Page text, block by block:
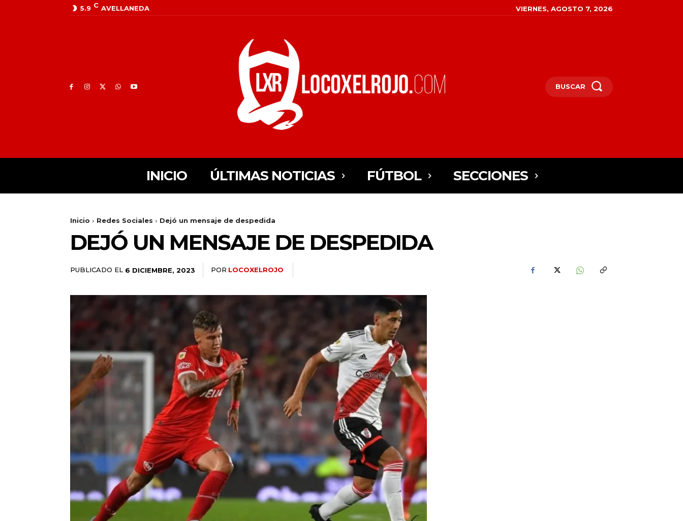
5.9 C AVELLANEDA VIERNES, AGOSTO 7, 2026
BUSCAR
INICIO ÚLTIMAS NOTICIAS FÚTBOL SECCIONES
Inicio Redes Sociales Dejó un mensaje de despedida
DEJÓ UN MENSAJE DE DESPEDIDA
PUBLICADO EL 6 DICIEMBRE, 2023 POR LOCOXELROJO